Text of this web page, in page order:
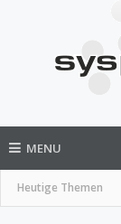
MENU
Heutige Themen